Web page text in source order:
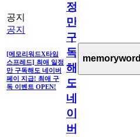
공지
공지
[메모리워드X타임
스프레드] 최애 일정
만 구독해도 네이버
페이 지급! 최애 구
독 이벤트 OPEN!
정
만
구
독
해
도
네
이
버
memoryword